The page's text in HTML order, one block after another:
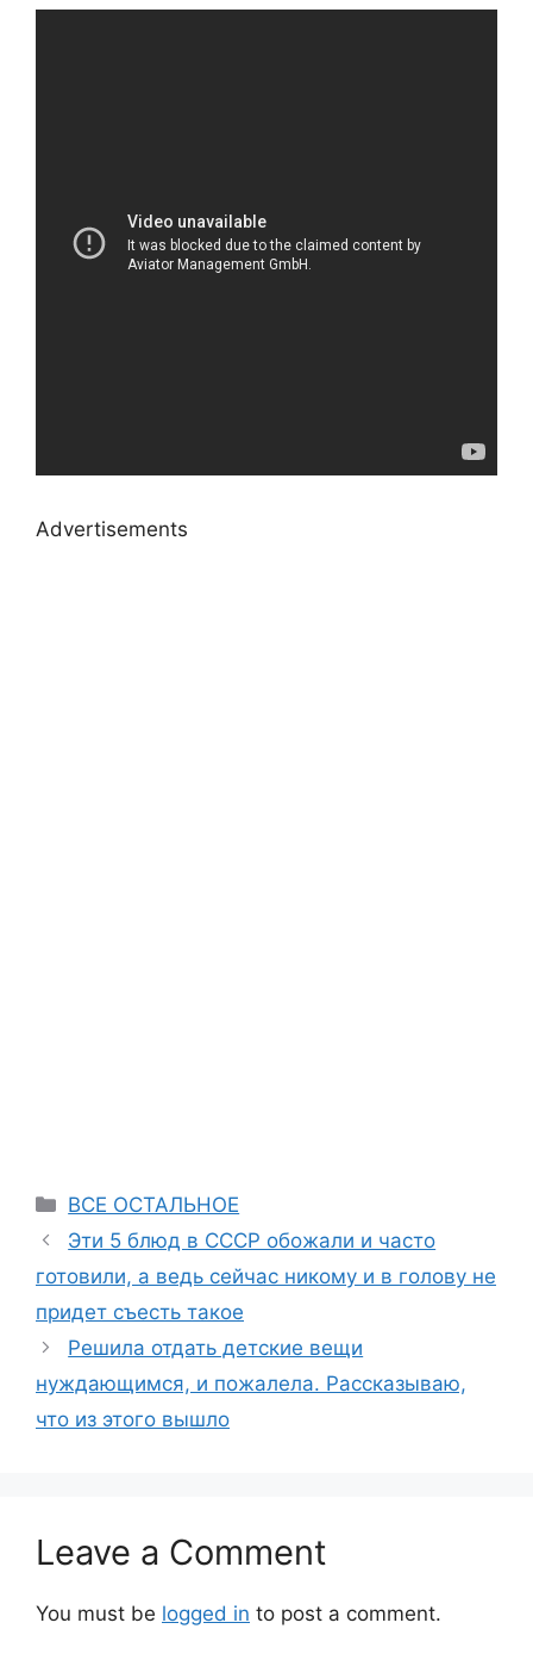
Advertisements
Categories
ВСЕ ОСТАЛЬНОЕ
Эти 5 блюд в СССР обожали и часто
готовили, а ведь сейчас никому и в голову не
придет съесть такое
Решила отдать детские вещи
нуждающимся, и пожалела. Рассказываю,
что из этого вышло
Leave a Comment
You must be logged in to post a comment.